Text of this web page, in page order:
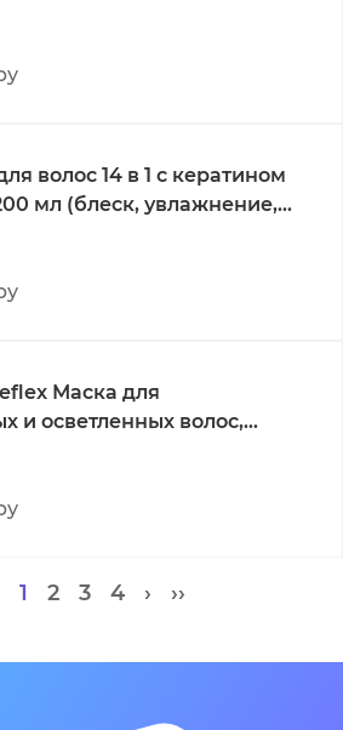
MASK
волос 14 в 1 с кератином
SPRAY
Маска для
и осветленных волос,
REFLEX COLORING HAIR
1 2 3 4 › ››